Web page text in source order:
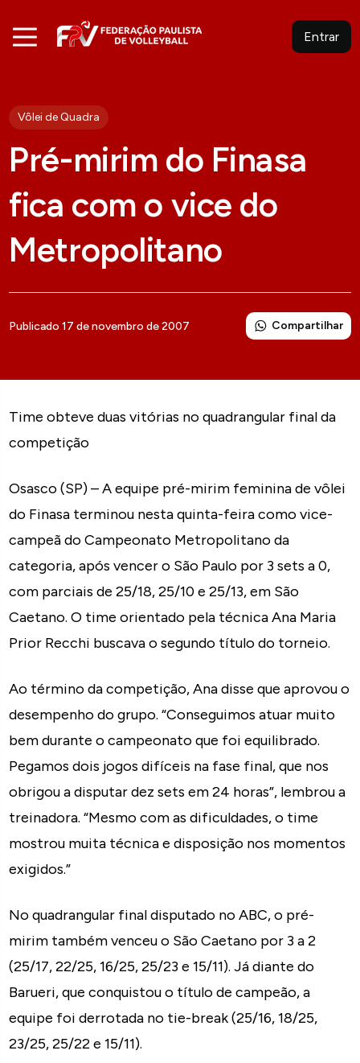
Entrar
Vôlei de Quadra
Pré-mirim do Finasa
fica com o vice do
Metropolitano
Publicado 17 de novembro de 2007 Compartilhar
Time obteve duas vitórias no quadrangular final da
competição
Osasco (SP) – A equipe pré-mirim feminina de vôlei
do Finasa terminou nesta quinta-feira como vice-
campeã do Campeonato Metropolitano da
categoria, após vencer o São Paulo por 3 sets a 0,
com parciais de 25/18, 25/10 e 25/13, em São
Caetano. O time orientado pela técnica Ana Maria
Prior Recchi buscava o segundo título do torneio.
Ao término da competição, Ana disse que aprovou o
desempenho do grupo. “Conseguimos atuar muito
bem durante o campeonato que foi equilibrado.
Pegamos dois jogos difíceis na fase final, que nos
obrigou a disputar dez sets em 24 horas”, lembrou a
treinadora. “Mesmo com as dificuldades, o time
mostrou muita técnica e disposição nos momentos
exigidos.”
No quadrangular final disputado no ABC, o pré-
mirim também venceu o São Caetano por 3 a 2
(25/17, 22/25, 16/25, 25/23 e 15/11). Já diante do
Barueri, que conquistou o título de campeão, a
equipe foi derrotada no tie-break (25/16, 18/25,
23/25, 25/22 e 15/11).